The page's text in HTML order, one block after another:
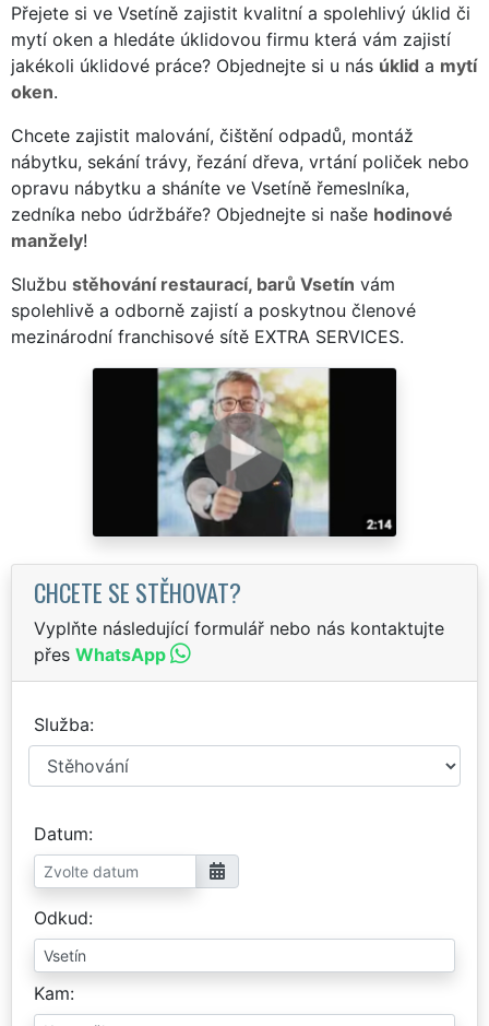
Přejete si ve Vsetíně zajistit kvalitní a spolehlivý úklid či
mytí oken a hledáte úklidovou firmu která vám zajistí
jakékoli úklidové práce? Objednejte si u nás úklid a mytí
oken.
Chcete zajistit malování, čištění odpadů, montáž
nábytku, sekání trávy, řezání dřeva, vrtání poliček nebo
opravu nábytku a sháníte ve Vsetíně řemeslníka,
zedníka nebo údržbáře? Objednejte si naše hodinové
manžely!
Službu stěhování restaurací, barů Vsetín vám
spolehlivě a odborně zajistí a poskytnou členové
mezinárodní franchisové sítě EXTRA SERVICES.
CHCETE SE STĚHOVAT?
Vyplňte následující formulář nebo nás kontaktujte
přes WhatsApp
Služba
Datum
Odkud
Kam